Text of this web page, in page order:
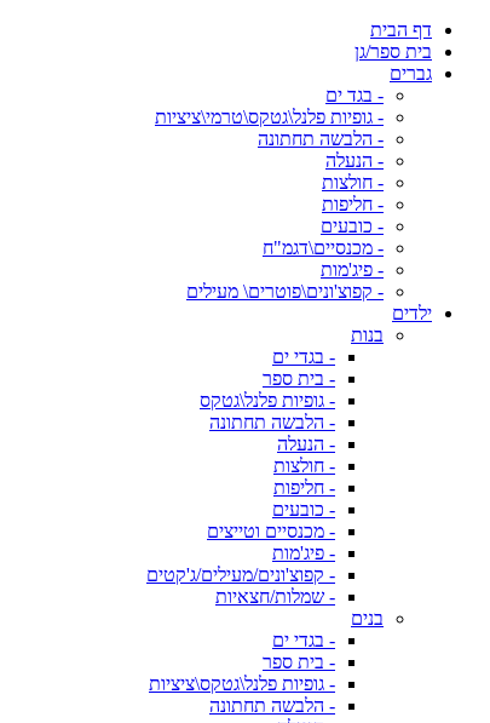
דף הבית
בית ספר/גן
גברים
- בגד ים
- גופיות פלנל\גטקס\טרמי\ציציות
- הלבשה תחתונה
- הנעלה
- חולצות
- חליפות
- כובעים
- מכנסיים\דגמ"ח
- פיג'מות
- קפוצ'ונים\פוטרים\ מעילים
ילדים
בנות
- בגדי ים
- בית ספר
- גופיות פלנל\גטקס
- הלבשה תחתונה
- הנעלה
- חולצות
- חליפות
- כובעים
- מכנסיים וטייצים
- פיג'מות
- קפוצ'ונים/מעילים/ג'קטים
- שמלות/חצאיות
בנים
- בגדי ים
- בית ספר
- גופיות פלנל\גטקס\ציציות
- הלבשה תחתונה